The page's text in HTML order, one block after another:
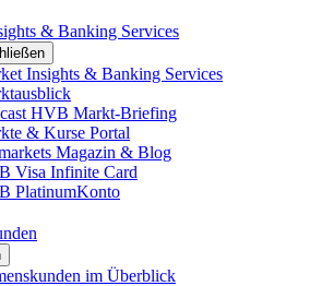
& Banking Services
Insights & Banking Services
HVB Markt-Briefing
& Kurse Portal
Magazin & Blog
Visa Infinite Card
PlatinumKonto
im Überblick